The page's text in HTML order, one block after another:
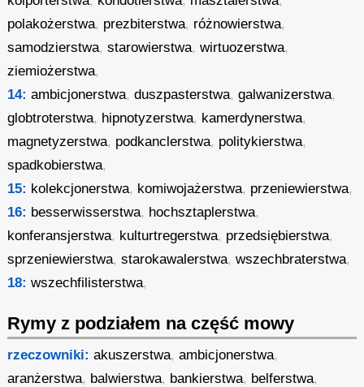
polakożerstwa, prezbiterstwa, różnowierstwa,
samodzierstwa,starowierstwa,wirtuozerstwa,
ziemiożerstwa,
14: ambicjonerstwa,duszpasterstwa,galwanizerstwa,
globtroterstwa, hipnotyzerstwa, kamerdynerstwa,
magnetyzerstwa, podkanclerstwa, politykierstwa,
spadkobierstwa,
15: kolekcjonerstwa, komiwojażerstwa, przeniewierstwa,
16: besserwisserstwa, hochsztaplerstwa,
konferansjerstwa, kulturtregerstwa, przedsiębierstwa,
sprzeniewierstwa,starokawalerstwa,wszechbraterstwa,
18: wszechfilisterstwa,
Rymy z podziałem na część mowy
rzeczowniki: akuszerstwa,ambicjonerstwa,
aranżerstwa, balwierstwa, bankierstwa, belferstwa,